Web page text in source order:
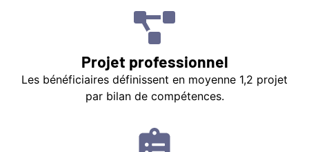
Projet professionnel
Les bénéficiaires définissent en moyenne 1,2 projet
par bilan de compétences.